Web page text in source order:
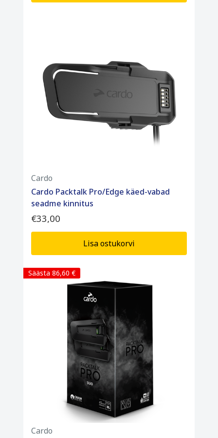
Cardo
Cardo Packtalk Pro/Edge käed-vabad
seadme kinnitus
€33,00
Lisa ostukorvi
Säästa 86,60 €
Cardo